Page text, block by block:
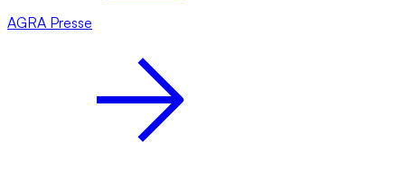
AGRA Presse